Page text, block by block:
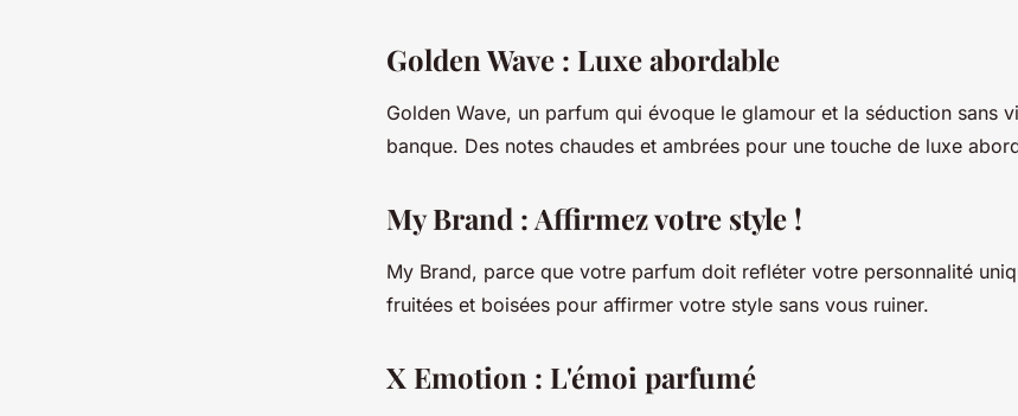
Golden Wave : Luxe abordable
Golden Wave, un parfum qui évoque le glamour et la séduction sans
banque. Des notes chaudes et ambrées pour une touche de luxe
My Brand : Affirmez votre style !
My Brand, parce que votre parfum doit refléter votre personnalité
fruitées et boisées pour affirmer votre style sans vous ruiner.
X Emotion : L'émoi parfumé